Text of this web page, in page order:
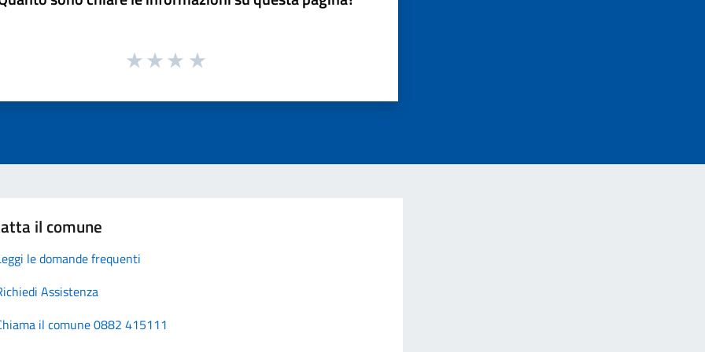
il comune
le domande frequenti
Assistenza
il comune 0882 415111